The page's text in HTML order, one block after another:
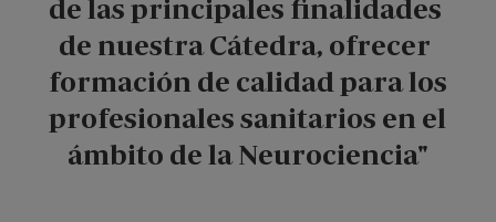
de las principales finalidades
de nuestra Cátedra, ofrecer
formación de calidad para los
profesionales sanitarios en el
ámbito de la Neurociencia"